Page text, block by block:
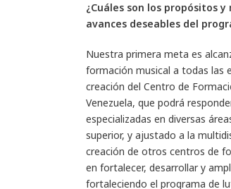
¿Cuáles son los propósitos
avances deseables del
Nuestra primera meta es
formación musical a todas las
creación del Centro de
Venezuela, que podrá
especializadas en diversas
superior, y ajustado a la
creación de otros centros de
en fortalecer, desarrollar y
fortaleciendo el programa de